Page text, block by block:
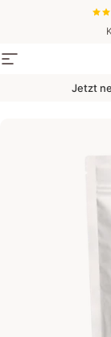
Direkt zum Inhalt
Seitennavigation
Jetzt